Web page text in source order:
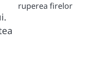
ruperea firelor